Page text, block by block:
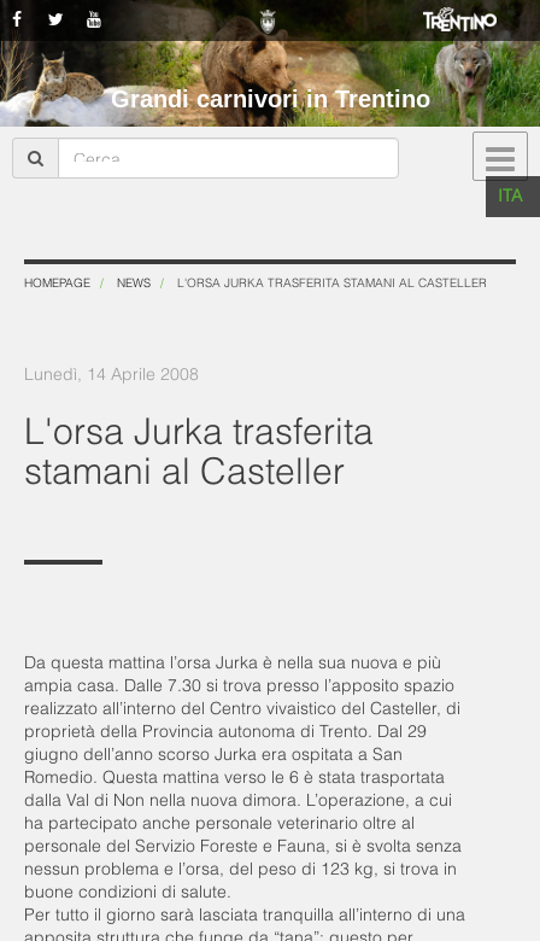
ITA
Grandi carnivori in Trentino
HOMEPAGE NEWS L'ORSA JURKA TRASFERITA STAMANI AL CASTELLER
Lunedì, 14 Aprile 2008
L'orsa Jurka trasferita
stamani al Casteller
Da questa mattina l’orsa Jurka è nella sua nuova e più
ampia casa. Dalle 7.30 si trova presso l’apposito spazio
realizzato all’interno del Centro vivaistico del Casteller, di
proprietà della Provincia autonoma di Trento. Dal 29
giugno dell’anno scorso Jurka era ospitata a San
Romedio. Questa mattina verso le 6 è stata trasportata
dalla Val di Non nella nuova dimora. L’operazione, a cui
ha partecipato anche personale veterinario oltre al
personale del Servizio Foreste e Fauna, si è svolta senza
nessun problema e l’orsa, del peso di 123 kg, si trova in
buone condizioni di salute.
Per tutto il giorno sarà lasciata tranquilla all’interno di una
apposita struttura che funge da “tana”; questo per